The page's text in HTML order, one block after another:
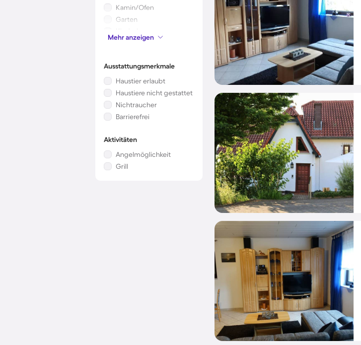
Kamin/Ofen
Garten
Kinderbett
Klimaanlage
Mehr anzeigen
Ausstattungsmerkmale
Haustier erlaubt
Haustiere nicht gestattet
Nichtraucher
Barrierefrei
Aktivitäten
Angelmöglichkeit
Grill